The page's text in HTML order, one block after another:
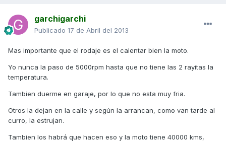
garchigarchi
Publicado 17 de Abril del 2013
Mas importante que el rodaje es el calentar bien la moto.
Yo nunca la paso de 5000rpm hasta que no tiene las 2 rayitas la
temperatura.
Tambien duerme en garaje, por lo que no esta muy fria.
Otros la dejan en la calle y según la arrancan, como van tarde al
curro, la estrujan.
Tambien los habrá que hacen eso y la moto tiene 40000 kms,